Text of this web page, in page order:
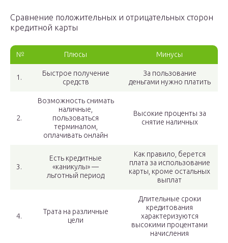
Сравнение положительных и отрицательных сторон
кредитной карты
№ Плюсы Минусы
1.
Быстрое получение
средств
За пользование
деньгами нужно платить
2.
Возможность снимать
наличные,
пользоваться
терминалом,
оплачивать онлайн
Высокие проценты за
снятие наличных
3.
Есть кредитные
«каникулы» —
льготный период
Как правило, берется
плата за использование
карты, кроме остальных
выплат
4.
Трата на различные
цели
Длительные сроки
кредитования
характеризуются
высокими процентами
начисления